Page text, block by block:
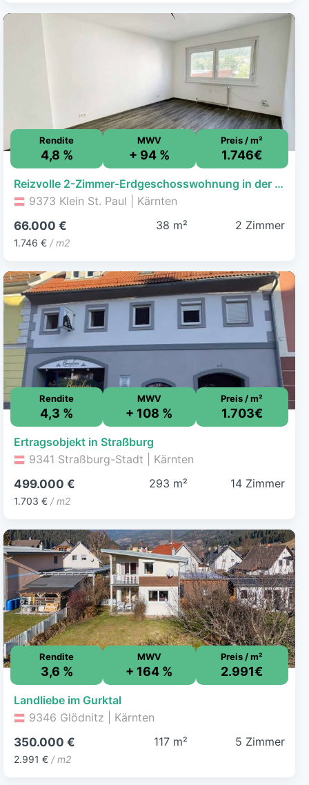
Rendite
4,8 %
MWV
+ 94 %
Preis / m²
1.746€
Reizvolle 2-Zimmer-Erdgeschosswohnung in der Marktgemeinde Klein St. Paul
9373 Klein St. Paul | Kärnten
66.000 €
1.746 € / m2
38 m² 2 Zimmer
Rendite
4,3 %
MWV
+ 108 %
Preis / m²
1.703€
Ertragsobjekt in Straßburg
9341 Straßburg-Stadt | Kärnten
499.000 €
1.703 € / m2
293 m² 14 Zimmer
Rendite
3,6 %
MWV
+ 164 %
Preis / m²
2.991€
Landliebe im Gurktal
9346 Glödnitz | Kärnten
350.000 €
2.991 € / m2
117 m² 5 Zimmer